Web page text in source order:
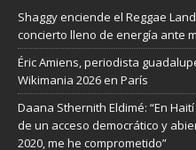
Shaggy enciende el Reggae
concierto lleno de energía ante
Éric Amiens, periodista
Wikimania 2026 en París
Daana Sthernith Eldimé: “En
de un acceso democrático y
2020, me he comprometido”